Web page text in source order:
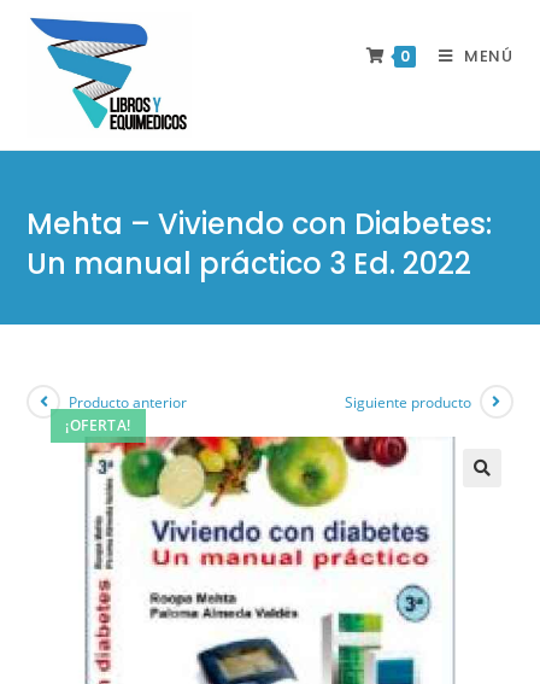
0 MENÚ
Mehta – Viviendo con Diabetes:
Un manual práctico 3 Ed. 2022
¡OFERTA!
Producto anterior Siguiente producto